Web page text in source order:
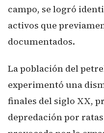
campo, se logró
activos que
documentados.
La población del
experimentó una
finales del siglo XX,
depredación por